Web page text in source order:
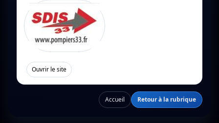
Ouvrir le site
Accueil Retour à la rubrique